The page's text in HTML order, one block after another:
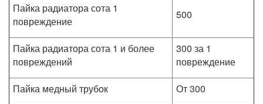
Пайка радиатора сота 1
повреждение
500
Пайка радиатора сота 1 и более
повреждений
300 за 1
повреждение
Пайка медный трубок
От 300